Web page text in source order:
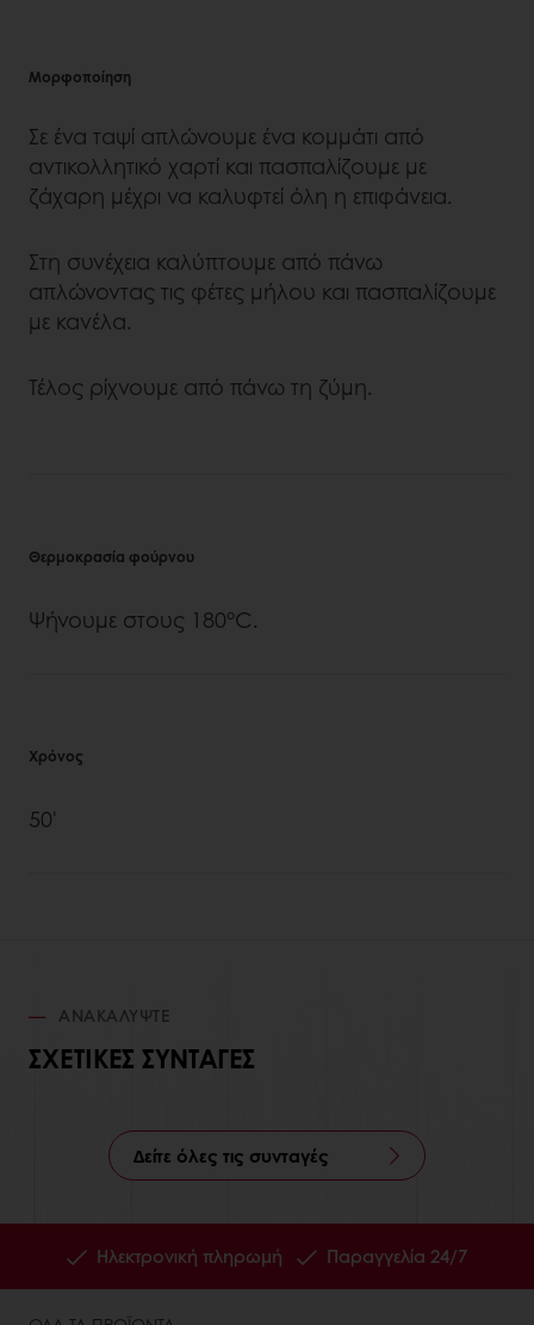
Μορφοποίηση
Σε ένα ταψί απλώνουμε ένα κομμάτι από
αντικολλητικό χαρτί και πασπαλίζουμε με
ζάχαρη μέχρι να καλυφτεί όλη η επιφάνεια.
Στη συνέχεια καλύπτουμε από πάνω
απλώνοντας τις φέτες μήλου και πασπαλίζουμε
με κανέλα.
Τέλος ρίχνουμε από πάνω τη ζύμη.
Θερμοκρασία φούρνου
Ψήνουμε στους 180°C.
Χρόνος
50'
ΑΝΑΚΑΛΎΨΤΕ
ΣΧΕΤΙΚΈΣ ΣΥΝΤΑΓΈΣ
Δείτε όλες τις συνταγές
Ηλεκτρονική πληρωμή Παραγγελία 24/7